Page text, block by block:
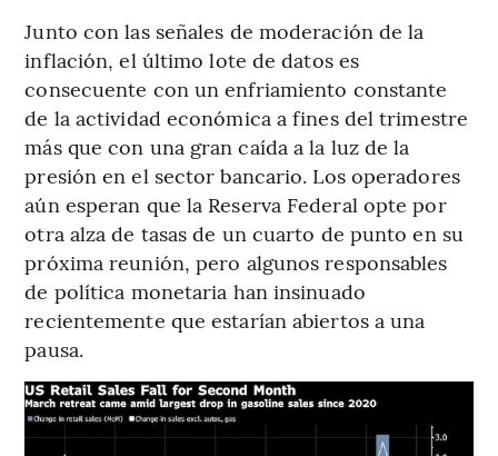
Junto con las señales de moderación de la
inflación, el último lote de datos es
consecuente con un enfriamiento constante
de la actividad económica a fines del trimestre
más que con una gran caída a la luz de la
presión en el sector bancario. Los operadores
aún esperan que la Reserva Federal opte por
otra alza de tasas de un cuarto de punto en su
próxima reunión, pero algunos responsables
de política monetaria han insinuado
recientemente que estarían abiertos a una
pausa.